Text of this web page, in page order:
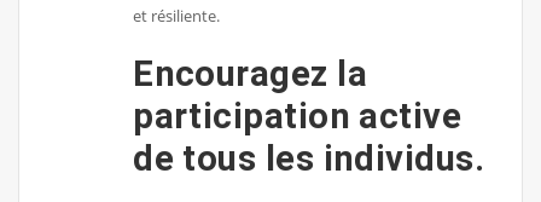
et résiliente.
Encouragez la
participation active
de tous les individus.